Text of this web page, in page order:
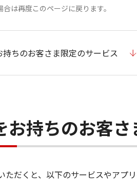
は再度このページに戻ります。
持ちのお客さま限定のサービス
持ちのお客
ただくと、以下のサービスやアプ